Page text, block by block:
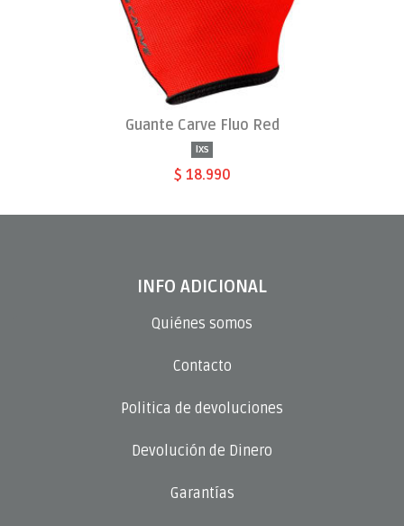
Guante Carve Fluo Red
Ixs
$ 18.990
INFO ADICIONAL
Quiénes somos
Contacto
Politica de devoluciones
Devolución de Dinero
Garantías